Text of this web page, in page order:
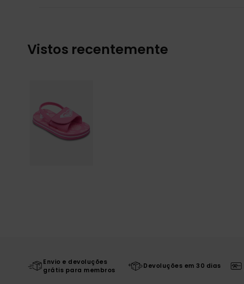
Vistos recentemente
Envio e devoluções
grátis para membros
Devoluções em 30 dias